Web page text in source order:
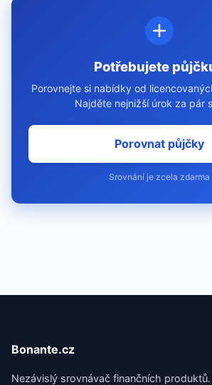
Potřebujete
Porovnejte si nabídky od
Najděte nejnižší úrok za pár
Porovnat půjčky
Srovnání je zcela zdarma
Bonante.cz
Nezávislý srovnávač finančních